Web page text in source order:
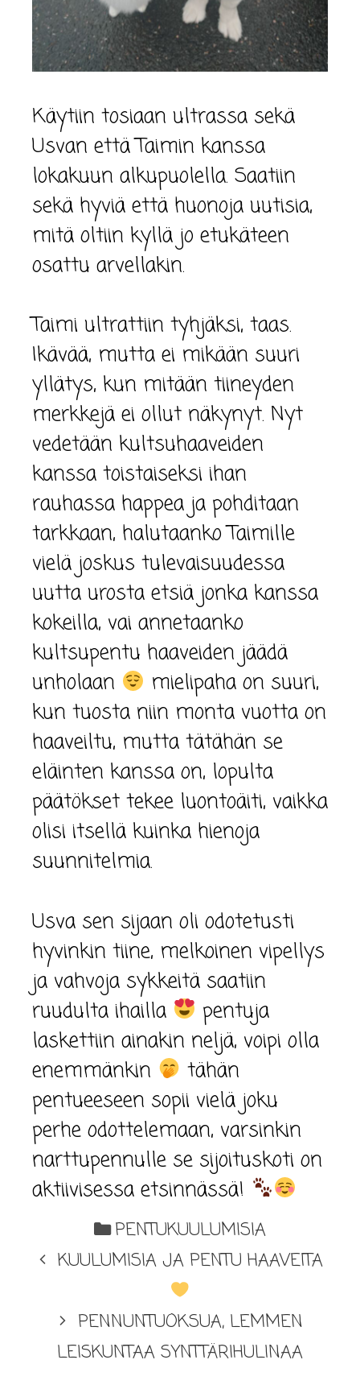
Käytiin tosiaan ultrassa sekä
Usvan että Taimin kanssa
lokakuun alkupuolella. Saatiin
sekä hyviä että huonoja uutisia,
mitä oltiin kyllä jo etukäteen
osattu arvellakin.
Taimi ultrattiin tyhjäksi, taas.
Ikävää, mutta ei mikään suuri
yllätys, kun mitään tiineyden
merkkejä ei ollut näkynyt. Nyt
vedetään kultsuhaaveiden
kanssa toistaiseksi ihan
rauhassa happea ja pohditaan
tarkkaan, halutaanko Taimille
vielä joskus tulevaisuudessa
uutta urosta etsiä jonka kanssa
kokeilla, vai annetaanko
kultsupentu haaveiden jäädä
unholaan
mielipaha on suuri,
kun tuosta niin monta vuotta on
haaveiltu, mutta tätähän se
eläinten kanssa on, lopulta
päätökset tekee luontoäiti, vaikka
olisi itsellä kuinka hienoja
suunnitelmia.
Usva sen sijaan oli odotetusti
hyvinkin tiine, melkoinen vipellys
ja vahvoja sykkeitä saatiin
ruudulta ihailla
pentuja
laskettiin ainakin neljä, voipi olla
enemmänkin
tähän
pentueeseen sopii vielä joku
perhe odottelemaan, varsinkin
narttupennulle se sijoituskoti on
aktiivisessa etsinnässä!
PENTUKUULUMISIA
KUULUMISIA JA PENTU HAAVEITA
PENNUNTUOKSUA, LEMMEN
LEISKUNTAA SYNTTÄRIHULINAA